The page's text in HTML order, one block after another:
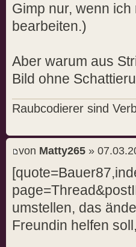
Gimp nur, wenn
bearbeiten.)
Aber warum aus
Bild ohne
Raubcodierer sind
von Matty265 »
umstellen, das
Freundin helfen